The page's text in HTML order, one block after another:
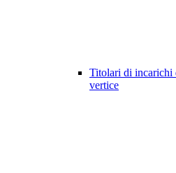
Titolari di incarichi
vertice